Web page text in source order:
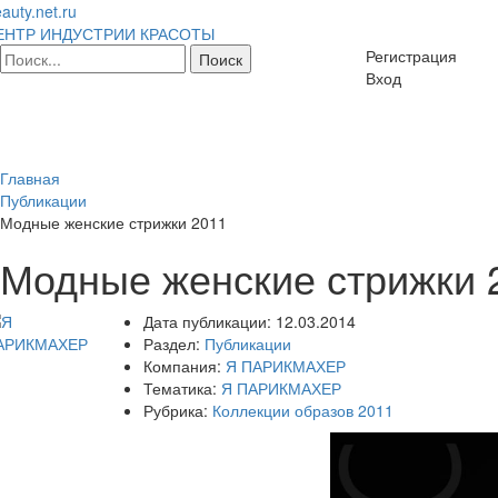
ИНДУСТРИИ КРАСОТЫ
Регистрация
Вход
Главная
Публикации
Модные женские стрижки 2011
Модные женские стрижки
Дата публикации: 12.03.2014
Раздел: Публикации
Компания: Я ПАРИКМАХЕР
Тематика: Я ПАРИКМАХЕР
Рубрика: Коллекции образов 2011